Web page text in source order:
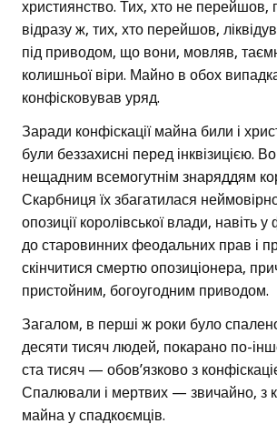
християнство. Тих, хто не перейшов,
відразу ж, тих, хто перейшов,
під приводом, що вони, мовляв,
колишньої віри. Майно в обох
конфісковував уряд.
Заради конфіскації майна били і
були беззахисні перед інквізицією.
нещадним всемогутнім знаряддям
Скарбниця їх збагатилася
опозиції королівської влади, навіть у
до старовинних феодальних прав і
скінчитися смертю опозиціонера,
пристойним, богоугодним приводом.
Загалом, в перші ж роки було
десяти тисяч людей, покарано по-
ста тисяч — обов’язково з
Спалювали і мертвих — звичайно, з
майна у спадкоємців.